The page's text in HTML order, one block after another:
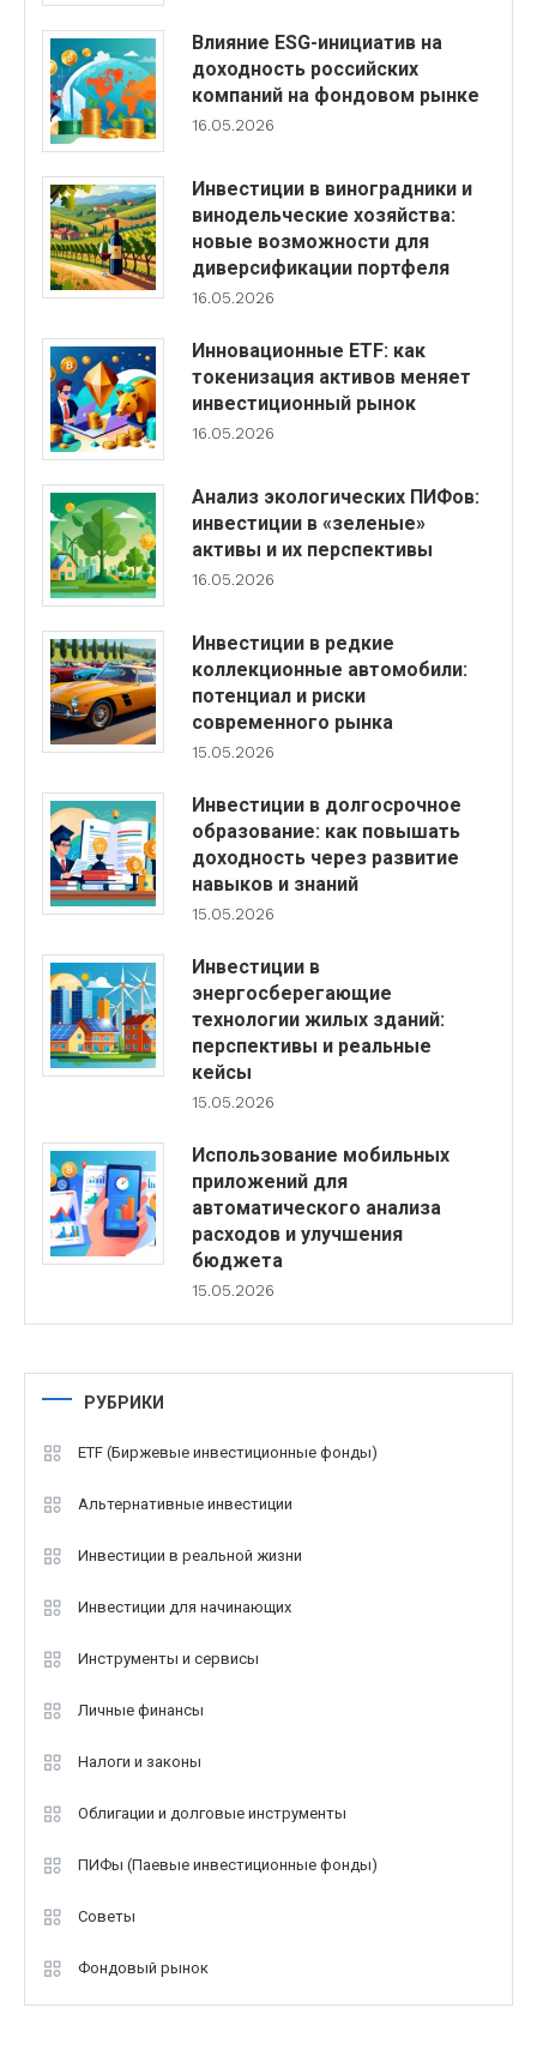
Влияние ESG-инициатив на
доходность российских
компаний на фондовом рынке
16.05.2026
Инвестиции в виноградники и
винодельческие хозяйства:
новые возможности для
диверсификации портфеля
16.05.2026
Инновационные ETF: как
токенизация активов меняет
инвестиционный рынок
16.05.2026
Анализ экологических ПИФов:
инвестиции в «зеленые»
активы и их перспективы
16.05.2026
Инвестиции в редкие
коллекционные автомобили:
потенциал и риски
современного рынка
15.05.2026
Инвестиции в долгосрочное
образование: как повышать
доходность через развитие
навыков и знаний
15.05.2026
Инвестиции в
энергосберегающие
технологии жилых зданий:
перспективы и реальные
кейсы
15.05.2026
Использование мобильных
приложений для
автоматического анализа
расходов и улучшения
бюджета
15.05.2026
РУБРИКИ
ETF (Биржевые инвестиционные фонды)
Альтернативные инвестиции
Инвестиции в реальной жизни
Инвестиции для начинающих
Инструменты и сервисы
Личные финансы
Налоги и законы
Облигации и долговые инструменты
ПИФы (Паевые инвестиционные фонды)
Советы
Фондовый рынок